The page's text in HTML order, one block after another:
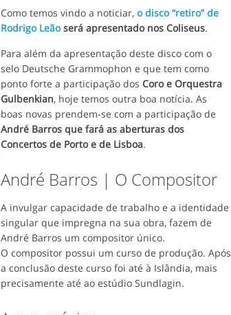
Como temos vindo a noticiar, o disco “retiro” de
Rodrigo Leãoserá apresentado nos Coliseus.
Para além da apresentação deste disco com o
selo Deutsche Grammophon e que tem como
ponto forte a participação dos Coro e Orquestra
Gulbenkian, hoje temos outra boa notícia. As
boas novas prendem-se com a participação de
André Barros que fará as aberturas dos
Concertos de Porto e de Lisboa.
André Barros | O Compositor
A invulgar capacidade de trabalho e a identidade
singular que impregna na sua obra, fazem de
André Barros um compositor único.
O compositor possui um curso de produção. Após
a conclusão deste curso foi até à Islândia, mais
precisamente até ao estúdio Sundlagin.